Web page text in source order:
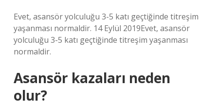
Evet, asansör yolculuğu 3-5 katı geçtiğinde titreşim
yaşanması normaldir. 14 Eylül 2019Evet, asansör
yolculuğu 3-5 katı geçtiğinde titreşim yaşanması
normaldir.
Asansör kazaları neden
olur?